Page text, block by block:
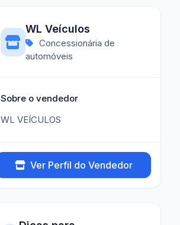
WL Veículos
Concessionária de
automóveis
Sobre o vendedor
WL VEÍCULOS
Ver Perfil do Vendedor